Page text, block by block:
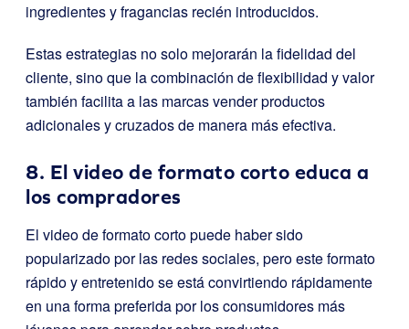
ingredientes y fragancias recién introducidos.
Estas estrategias no solo mejorarán la fidelidad del
cliente, sino que la combinación de flexibilidad y valor
también facilita a las marcas vender productos
adicionales y cruzados de manera más efectiva.
8. El video de formato corto educa a
los compradores
El video de formato corto puede haber sido
popularizado por las redes sociales, pero este formato
rápido y entretenido se está convirtiendo rápidamente
en una forma preferida por los consumidores más